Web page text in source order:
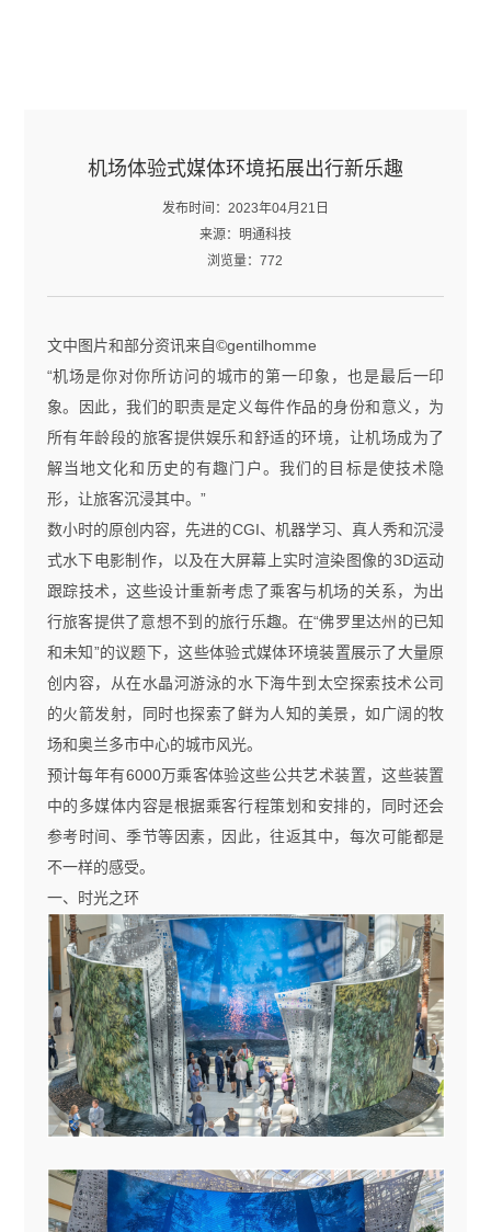
机场体验式媒体环境拓展出行新乐趣
发布时间：2023年04月21日
来源：明通科技
浏览量：772
文中图片和部分资讯来自©gentilhomme
“机场是你对你所访问的城市的第一印象，也是最后一印
象。因此，我们的职责是定义每件作品的身份和意义，为
所有年龄段的旅客提供娱乐和舒适的环境，让机场成为了
解当地文化和历史的有趣门户。我们的目标是使技术隐
形，让旅客沉浸其中。”
数小时的原创内容，先进的CGI、机器学习、真人秀和沉浸
式水下电影制作，以及在大屏幕上实时渲染图像的3D运动
跟踪技术，这些设计重新考虑了乘客与机场的关系，为出
行旅客提供了意想不到的旅行乐趣。在“佛罗里达州的已知
和未知”的议题下，这些体验式媒体环境装置展示了大量原
创内容，从在水晶河游泳的水下海牛到太空探索技术公司
的火箭发射，同时也探索了鲜为人知的美景，如广阔的牧
场和奥兰多市中心的城市风光。
预计每年有6000万乘客体验这些公共艺术装置，这些装置
中的多媒体内容是根据乘客行程策划和安排的，同时还会
参考时间、季节等因素，因此，往返其中，每次可能都是
不一样的感受。
一、时光之环